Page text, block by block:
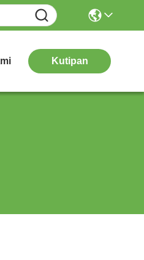
Kutipan